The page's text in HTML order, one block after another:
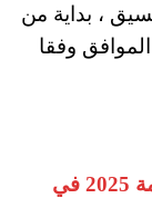
، بداية من
وفقا
الحد الأدنى للمرحلة الأولى للثانوية العامة 2025 في